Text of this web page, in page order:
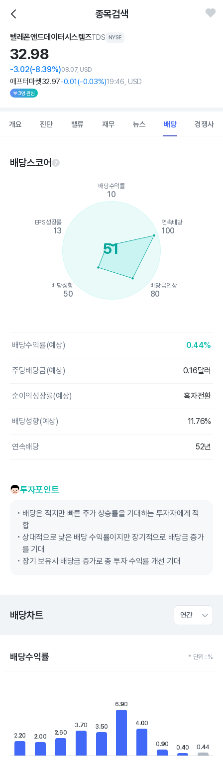
종목검색
텔레폰앤드데이터시스템즈TDS NYSE
32.98
-3.02(-8.39%)08.07, USD
애프터마켓32.97-0.01(-0.03%)19:46, USD
3명 관심
개요 진단 밸류 재무 뉴스 배당 경쟁사
배당스코어
The chart has 1 X axis displaying categories.
The chart has 1 Y axis displaying values. Data ranges from 10
51
배당수익률
10
연속배당
100
배당금인상
80
배당성향
50
EPS성장률
13
배당수익률(예상) 0.44%
주당배당금(예상) 0.16달러
순이익성장률(예상) 흑자전환
배당성향(예상) 11.76%
연속배당 52년
투자포인트
배당은 적지만 빠른 주가 상승률을 기대하는 투자자에게 적
합
상대적으로 낮은 배당 수익률이지만 장기적으로 배당금 증가
를 기대
장기 보유시 배당금 증가로 총 투자 수익률 개선 기대
배당차트 연간
배당수익률 * 단위 : %
The chart has 1 X axis displaying categories.
2.20
2.20 2.00
2.00
2.60
2.60
3.70
3.70 3.50
3.50
6.90
6.90
4.00
4.00
0.90
0.90 0.40
0.40 0.44
0.44